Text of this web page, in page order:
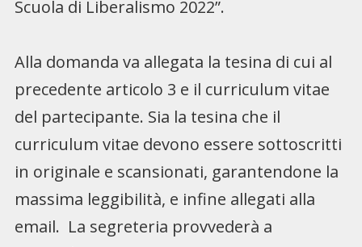
Scuola di Liberalismo 2022”.
Alla domanda va allegata la tesina di cui al
precedente articolo 3 e il curriculum vitae
del partecipante. Sia la tesina che il
curriculum vitae devono essere sottoscritti
in originale e scansionati, garantendone la
massima leggibilità, e infine allegati alla
email. La segreteria provvederà a